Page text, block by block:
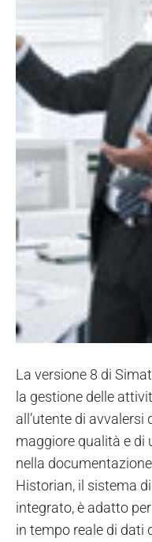
La versione 8 di
la gestione delle
all’utente di
maggiore qualità e di
nella
Historian, il sistema
integrato, è adatto
in tempo reale di dati